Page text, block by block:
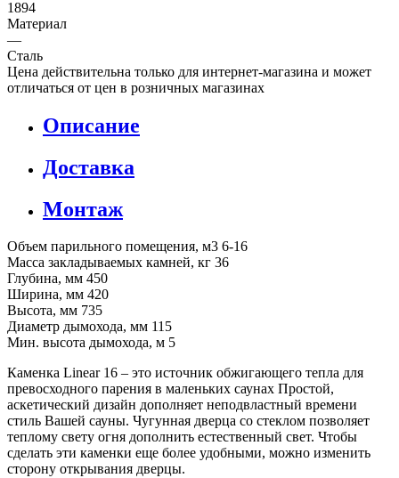
1894
Материал
—
Сталь
Цена действительна только для интернет-магазина и может
отличаться от цен в розничных магазинах
Описание
Доставка
Монтаж
Объем парильного помещения, м3 6-16
Масса закладываемых камней, кг 36
Глубина, мм 450
Ширина, мм 420
Высота, мм 735
Диаметр дымохода, мм 115
Мин. высота дымохода, м 5
Каменка Linear 16 – это источник обжигающего тепла для
превосходного парения в маленьких саунах Простой,
аскетический дизайн дополняет неподвластный времени
стиль Вашей сауны. Чугунная дверца со стеклом позволяет
теплому свету огня дополнить естественный свет. Чтобы
сделать эти каменки еще более удобными, можно изменить
сторону открывания дверцы.